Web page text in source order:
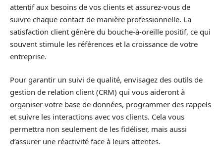
attentif aux besoins de vos clients et assurez-vous de
suivre chaque contact de manière professionnelle. La
satisfaction client génère du bouche-à-oreille positif, ce qui
souvent stimule les références et la croissance de votre
entreprise.
Pour garantir un suivi de qualité, envisagez des outils de
gestion de relation client (CRM) qui vous aideront à
organiser votre base de données, programmer des rappels
et suivre les interactions avec vos clients. Cela vous
permettra non seulement de les fidéliser, mais aussi
d’assurer une réactivité face à leurs attentes.